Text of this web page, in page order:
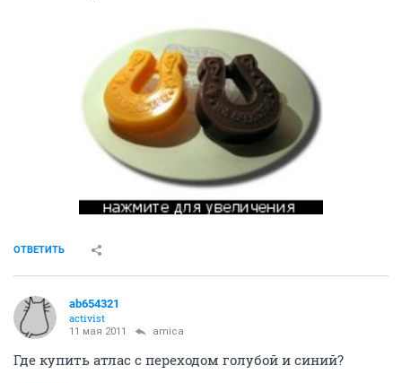
ОТВЕТИТЬ
ab654321
activist
11 мая 2011 amica
Где купить атлас с переходом голубой и синий?